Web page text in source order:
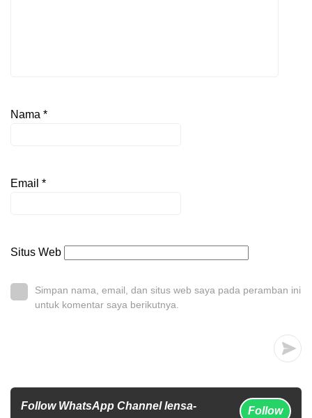
Nama *
Email *
Situs Web
Simpan nama, email, dan situs web saya pada peramban ini
untuk komentar saya berikutnya.
Follow WhatsApp Channel lensa-
Follow